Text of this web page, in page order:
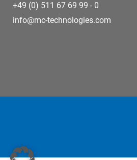
+49 (0) 511 67 69 99 - 0
info@mc-technologies.com